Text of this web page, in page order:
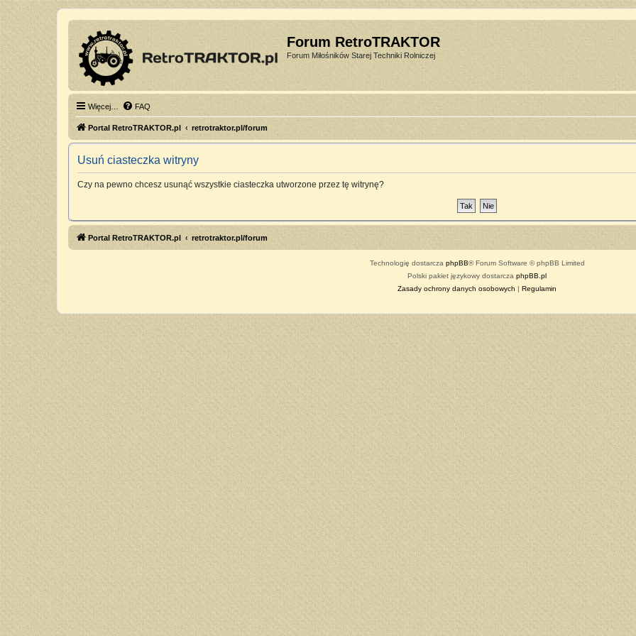
Forum RetroTRAKTOR
Forum Miłośników Starej Techniki Rolniczej
Więcej… FAQ
Portal RetroTRAKTOR.pl retrotraktor.pl/forum
Usuń ciasteczka witryny
Czy na pewno chcesz usunąć wszystkie ciasteczka utworzone przez tę witrynę?
Portal RetroTRAKTOR.pl retrotraktor.pl/forum
Technologię dostarcza phpBB® Forum Software © phpBB Limited
Polski pakiet językowy dostarcza phpBB.pl
Zasady ochrony danych osobowych | Regulamin